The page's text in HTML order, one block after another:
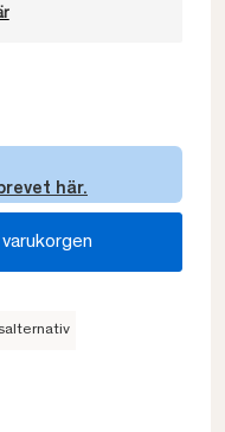
här.